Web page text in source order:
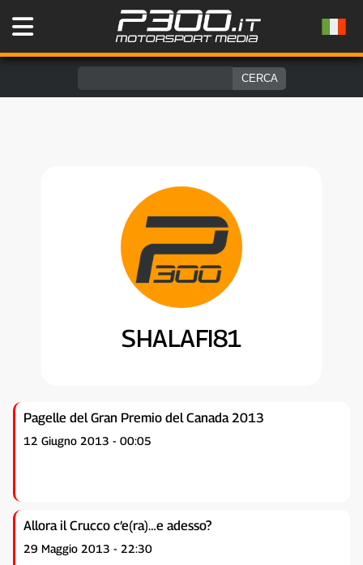
SHALAFI81
Pagelle del Gran Premio del Canada 2013
12 Giugno 2013 - 00:05
Allora il Crucco c’e(ra)…e adesso?
29 Maggio 2013 - 22:30